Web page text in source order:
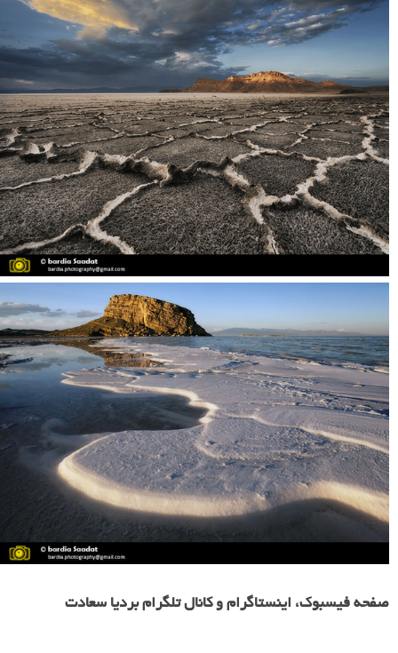
صفحه فیسبوک، اینستاگرام و کانال تلگرام بردیا سعادت